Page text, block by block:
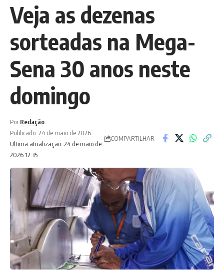
Veja as dezenas
sorteadas na Mega-
Sena 30 anos neste
domingo
Ultima atualização: 24 de maio de
2026 12:35
Por:Redação
Publicado: 24 de maio de 2026
COMPARTILHAR